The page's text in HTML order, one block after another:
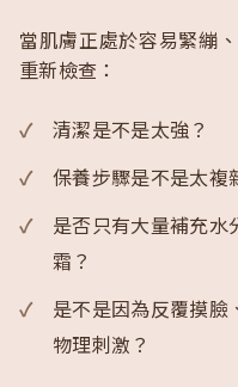
當肌膚正處於容易緊繃
重新檢查：
清潔是不是太強？
保養步驟是不是太複
是否只有大量補充水
霜？
是不是因為反覆摸臉
物理刺激？